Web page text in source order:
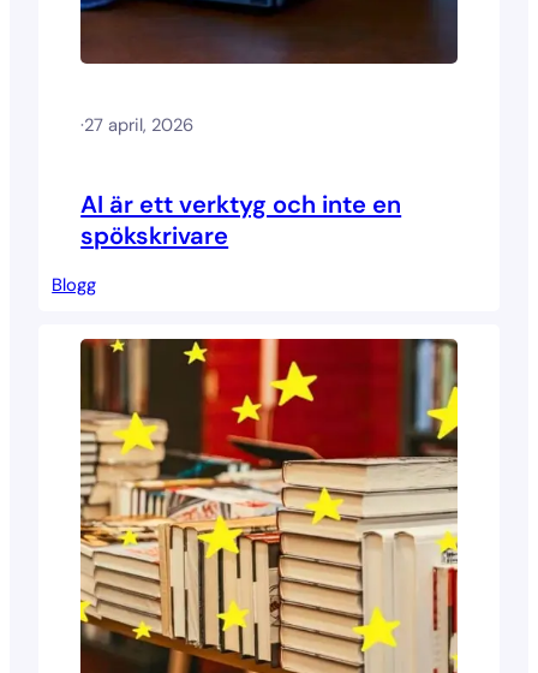
·27 april, 2026
AI är ett verktyg och inte en
spökskrivare
Blogg